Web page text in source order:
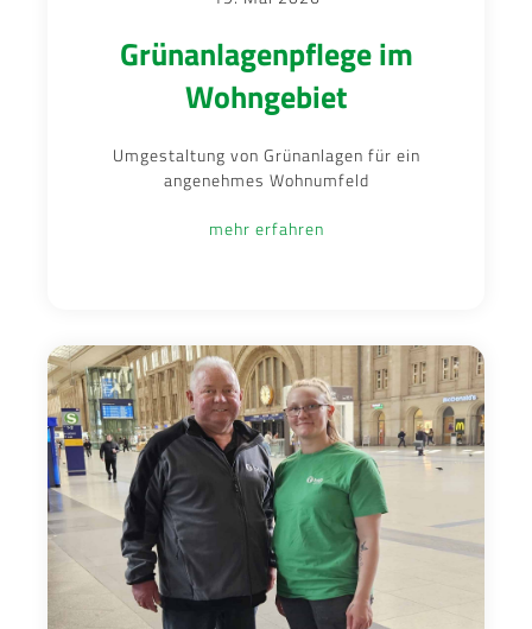
Grünanlagenpflege im
Wohngebiet
Umgestaltung von Grünanlagen für ein
angenehmes Wohnumfeld
mehr erfahren